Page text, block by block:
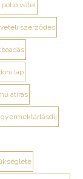
pótló vétel
szerződés
lap
átírás
gyermektartásdíj